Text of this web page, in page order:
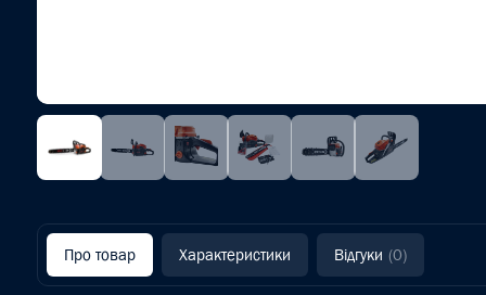
Про товар Характеристики Відгуки (0)